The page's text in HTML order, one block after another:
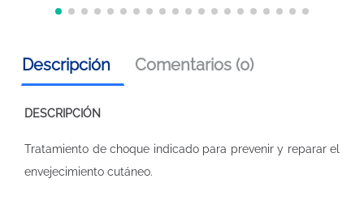
Descripción Comentarios (0)
DESCRIPCIÓN
Tratamiento de choque indicado para prevenir y reparar el
envejecimiento cutáneo.